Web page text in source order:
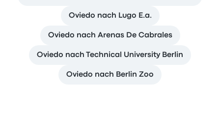
Oviedo nach Lugo E.a.
Oviedo nach Arenas De Cabrales
Oviedo nach Technical University Berlin
Oviedo nach Berlin Zoo